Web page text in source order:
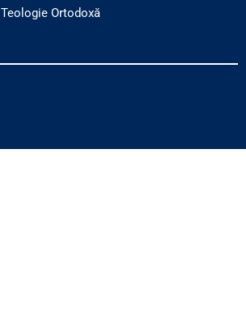
Teologie Ortodoxă